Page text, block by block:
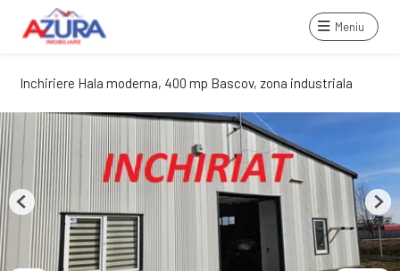
Meniu
Inchiriere Hala moderna, 400 mp Bascov, zona industriala
Previous Next